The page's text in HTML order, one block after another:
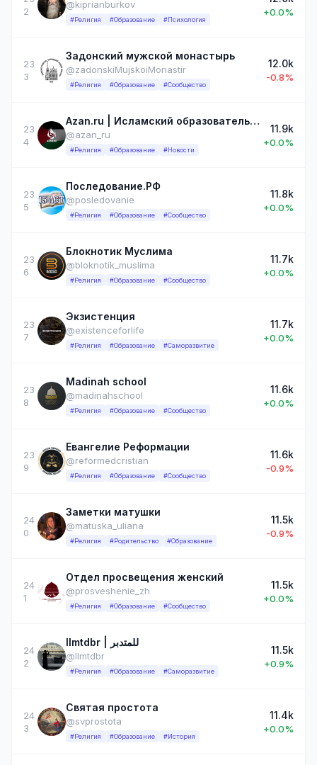
2
@kiprianburkov
#Религия #Образование #Психология
+0.0%
23
3
Задонский мужской монастырь
@zadonskiMujskoiMonastir
#Религия #Образование #Сообщество
12.0k
-0.8%
23
4
Azan.ru | Исламский образовательный портал
@azan_ru
#Религия #Образование #Новости
11.9k
+0.0%
23
5
Последование.РФ
@posledovanie
#Религия #Образование #Сообщество
11.8k
+0.0%
23
6
Блокнотик Муслима
@bloknotik_muslima
#Религия #Образование #Сообщество
11.7k
+0.0%
23
7
Экзистенция
@existenceforlife
#Религия #Образование #Саморазвитие
11.7k
+0.0%
23
8
Madinah school
@madinahschool
#Религия #Образование #Сообщество
11.6k
+0.0%
23
9
Евангелие Реформации
@reformedcristian
#Религия #Образование #Сообщество
11.6k
-0.9%
24
0
Заметки матушки
@matuska_uliana
#Религия #Родительство #Образование
11.5k
-0.9%
24
1
Отдел просвещения женский
@prosveshenie_zh
#Религия #Образование #Сообщество
11.5k
+0.0%
24
2
llmtdbr | للمتدبر
@llmtdbr
#Религия #Образование #Саморазвитие
11.5k
+0.9%
24
3
Святая простота
@svprostota
#Религия #Образование #История
11.4k
+0.0%